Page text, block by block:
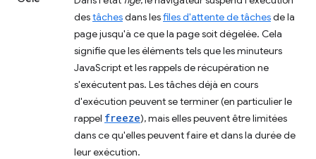
destâchesdans lesfiles d'attente de tâchesde la
page jusqu'à ce que la page soit dégelée. Cela
signifie que les éléments tels que les minuteurs
JavaScript et les rappels de récupération ne
s'exécutent pas. Les tâches déjà en cours
d'exécution peuvent se terminer (en particulier le
rappel freeze), mais elles peuvent être limitées
dans ce qu'elles peuvent faire et dans la durée de
leur exécution.